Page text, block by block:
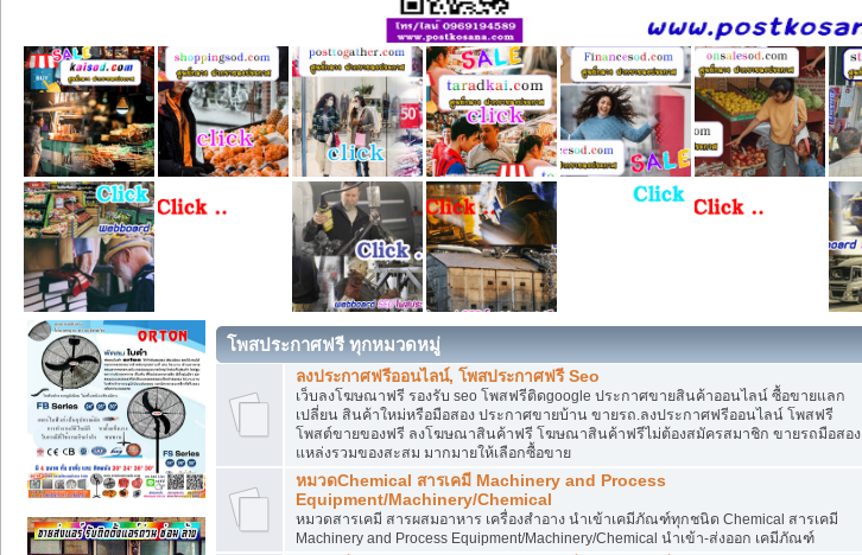
โพสประกาศฟรี ทุกหมวดหมู่
ลงประกาศฟรีออนไลน์, โพสประกาศฟรี Seo
เว็บลงโฆษณาฟรี รองรับ seo โพสฟรีติดgoogle ประกาศขายสินค้าออนไลน์ ซื้อขายแลก
เปลี่ยน สินค้าใหม่หรือมือสอง ประกาศขายบ้าน ขายรถ.ลงประกาศฟรีออนไลน์ โพสฟรี
โพสต์ขายของฟรี ลงโฆษณาสินค้าฟรี โฆษณาสินค้าฟรีไม่ต้องสมัครสมาชิก ขายรถมือสอง
แหล่งรวมของสะสม มากมายให้เลือกซื้อขาย
หมวดChemical สารเคมี Machinery and Process
Equipment/Machinery/Chemical
หมวดสารเคมี สารผสมอาหาร เครื่องสำอาง นำเข้าเคมีภัณฑ์ทุกชนิด Chemical สารเคมี
Machinery and Process Equipment/Machinery/Chemical นำเข้า-ส่งออก เคมีภัณฑ์